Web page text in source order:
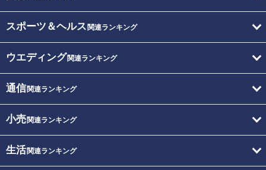
スポーツ＆ヘルス 関連ランキング
ウエディング関連ランキング
通信関連ランキング
小売関連ランキング
生活関連ランキング